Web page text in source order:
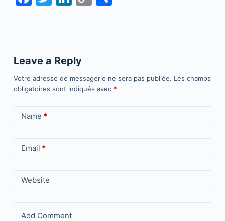
b
o
o
k
dI
n n
k
Leave a Reply
Votre adresse de messagerie ne sera pas publiée. Les champs
obligatoires sont indiqués avec *
Name *
Email *
Website
Add Comment